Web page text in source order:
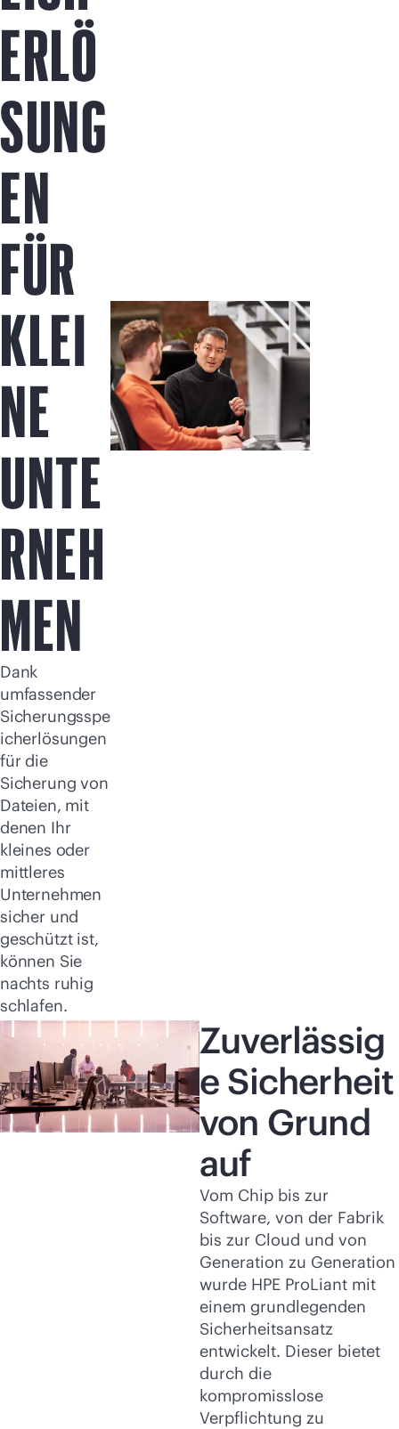
ERLÖ
SUNG
EN
FÜR
KLEI
NE
UNTE
RNEH
MEN
Dank
umfassender
Sicherungsspe
icherlösungen
für die
Sicherung von
Dateien, mit
denen Ihr
kleines oder
mittleres
Unternehmen
sicher und
geschützt ist,
können Sie
nachts ruhig
schlafen.
Zuverlässig
e Sicherheit
von Grund
auf
Vom Chip bis zur
Software, von der Fabrik
bis zur Cloud und von
Generation zu Generation
wurde HPE ProLiant mit
einem grundlegenden
Sicherheitsansatz
entwickelt. Dieser bietet
durch die
kompromisslose
Verpflichtung zu